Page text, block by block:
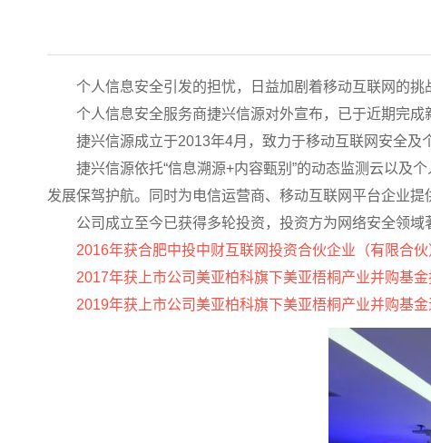
个人信息安全引发的担忧，日益加剧着移动互联网的
个人信息安全服务商捷兴信源对外宣布，已于近期完
捷兴信源成立于2013年4月，致力于移动互联网安全及
捷兴信源依托“信息溯源+内容甄别”的动态监测云以及
发展保驾护航。同时为电信运营商、移动互联网平台企业提
公司成立至今已获得多轮投资，投资方为网络安全领域
2016年获合肥中投中财互联网投资合伙企业（有限合伙
2017年获上市公司美亚柏科旗下美亚梧桐产业并购基金
2019年获上市公司美亚柏科旗下美亚梧桐产业并购基